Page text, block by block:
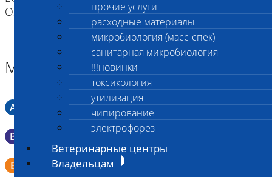
прочие услуги
расходные материалы
микробиология (масс-спек)
санитарная микробиология
!!!новинки
токсикология
утилизация
чипирование
электрофорез
Ветеринарные центры
Владельцам
ОЗНАКОМЬТЕСЬ С ИНСТРУКЦИЕЙ
Материал
A Мазок в пробирку со средой Кери-Блера
B Мазок в пробирку со средой Эймса (Стюарта)
E
Смывы со слизистых в пробирку Эппендорфа (с
физраствором 0.5 мл)